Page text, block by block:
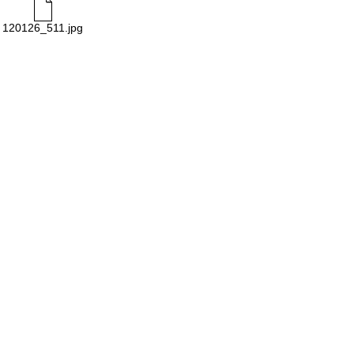
120126_511.jpg